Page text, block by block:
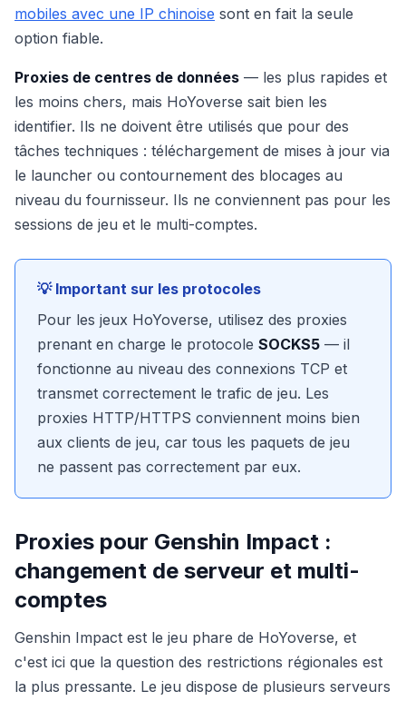
mobiles avec une IP chinoise sont en fait la seule
option fiable.
Proxies de centres de données — les plus rapides et
les moins chers, mais HoYoverse sait bien les
identifier. Ils ne doivent être utilisés que pour des
tâches techniques : téléchargement de mises à jour via
le launcher ou contournement des blocages au
niveau du fournisseur. Ils ne conviennent pas pour les
sessions de jeu et le multi-comptes.
💡 Important sur les protocoles
Pour les jeux HoYoverse, utilisez des proxies
prenant en charge le protocole SOCKS5 — il
fonctionne au niveau des connexions TCP et
transmet correctement le trafic de jeu. Les
proxies HTTP/HTTPS conviennent moins bien
aux clients de jeu, car tous les paquets de jeu
ne passent pas correctement par eux.
Proxies pour Genshin Impact :
changement de serveur et multi-
comptes
Genshin Impact est le jeu phare de HoYoverse, et
c'est ici que la question des restrictions régionales est
la plus pressante. Le jeu dispose de plusieurs serveurs